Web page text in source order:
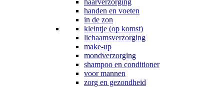
haarverzorging
handen en voeten
in de zon
kleintje (op komst)
lichaamsverzorging
make-up
mondverzorging
shampoo en conditioner
voor mannen
zorg en gezondheid